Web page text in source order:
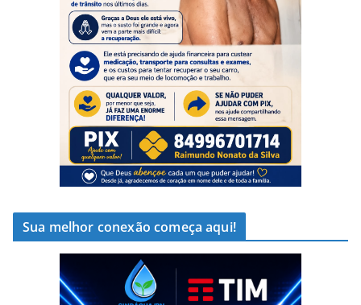
Sua melhor conexão começa aqui!